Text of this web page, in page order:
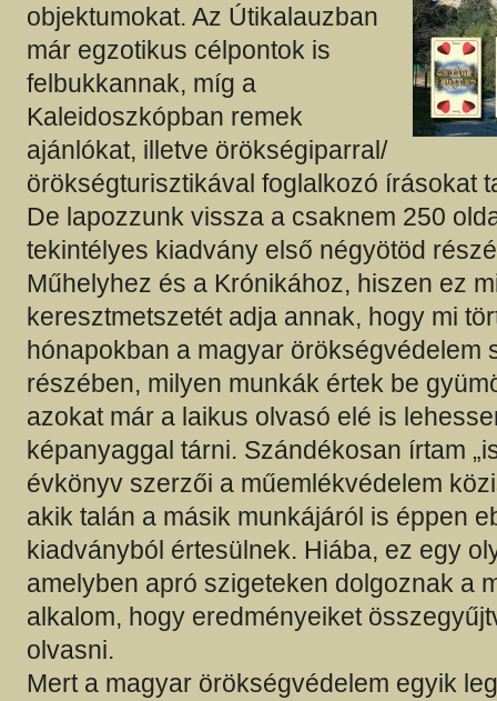
objektumokat. Az Útikalauzban
már egzotikus célpontok is
felbukkannak, míg a
Kaleidoszkópban remek
ajánlókat, illetve örökségiparral/
örökségturisztikával foglalkozó írásokat
De lapozzunk vissza a csaknem 250
tekintélyes kiadvány első négyötöd
Műhelyhez és a Krónikához, hiszen ez
keresztmetszetét adja annak, hogy mi
hónapokban a magyar örökségvédelem
részében, milyen munkák értek be
azokat már a laikus olvasó elé is
képanyaggal tárni. Szándékosan írtam
évkönyv szerzői a műemlékvédelem
akik talán a másik munkájáról is éppen
kiadványból értesülnek. Hiába, ez egy
amelyben apró szigeteken dolgoznak a
alkalom, hogy eredményeiket
olvasni.
Mert a magyar örökségvédelem egyik